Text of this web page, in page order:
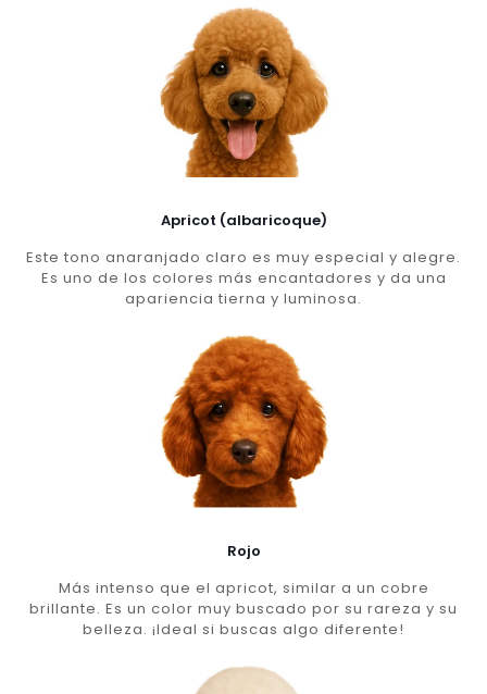
Apricot (albaricoque)
Este tono anaranjado claro es muy especial y alegre.
Es uno de los colores más encantadores y da una
apariencia tierna y luminosa.
Rojo
Más intenso que el apricot, similar a un cobre
brillante. Es un color muy buscado por su rareza y su
belleza. ¡Ideal si buscas algo diferente!